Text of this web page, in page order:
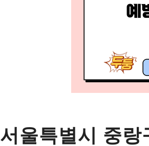
서울특별시 중